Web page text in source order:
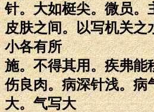
针。大如梃尖。微员。
皮肤之间。以写机关之
小各有所
施。不得其用。疾弗能
伤良肉。病深针浅。病
大。气写大